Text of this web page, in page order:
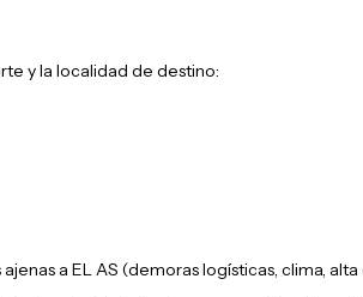
y la localidad de destino:
a EL AS (demoras logísticas, clima,